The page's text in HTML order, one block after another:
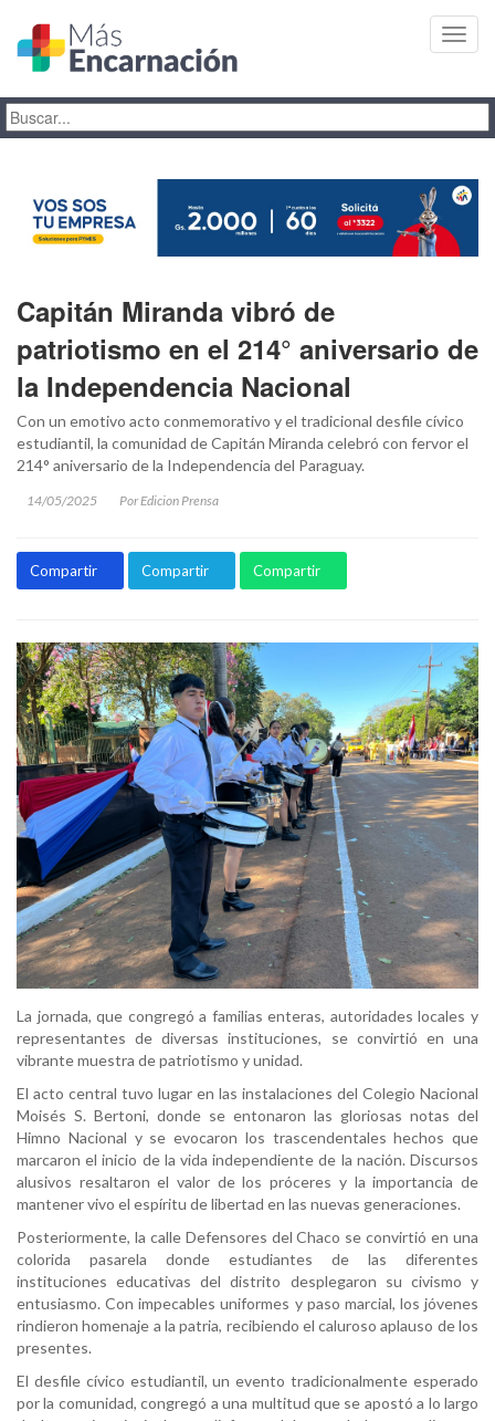
Capitán Miranda vibró de
patriotismo en el 214° aniversario de
la Independencia Nacional
Con un emotivo acto conmemorativo y el tradicional desfile cívico
estudiantil, la comunidad de Capitán Miranda celebró con fervor el
214° aniversario de la Independencia del Paraguay.
14/05/2025 Por Edicion Prensa
Compartir Compartir Compartir
La jornada, que congregó a familias enteras, autoridades locales y
representantes de diversas instituciones, se convirtió en una
vibrante muestra de patriotismo y unidad.
El acto central tuvo lugar en las instalaciones del Colegio Nacional
Moisés S. Bertoni, donde se entonaron las gloriosas notas del
Himno Nacional y se evocaron los trascendentales hechos que
marcaron el inicio de la vida independiente de la nación. Discursos
alusivos resaltaron el valor de los próceres y la importancia de
mantener vivo el espíritu de libertad en las nuevas generaciones.
Posteriormente, la calle Defensores del Chaco se convirtió en una
colorida pasarela donde estudiantes de las diferentes
instituciones educativas del distrito desplegaron su civismo y
entusiasmo. Con impecables uniformes y paso marcial, los jóvenes
rindieron homenaje a la patria, recibiendo el caluroso aplauso de los
presentes.
El desfile cívico estudiantil, un evento tradicionalmente esperado
por la comunidad, congregó a una multitud que se apostó a lo largo